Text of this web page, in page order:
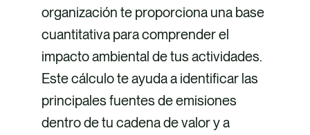
organización te proporciona una base
cuantitativa para comprender el
impacto ambiental de tus actividades.
Este cálculo te ayuda a identificar las
principales fuentes de emisiones
dentro de tu cadena de valor y a